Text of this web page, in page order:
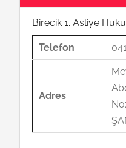
Birecik 1. Asliye
Telefon
Adres